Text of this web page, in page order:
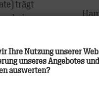
trägt
bei.
Ihre Nutzung unserer
unseres Angebotes
auswerten?